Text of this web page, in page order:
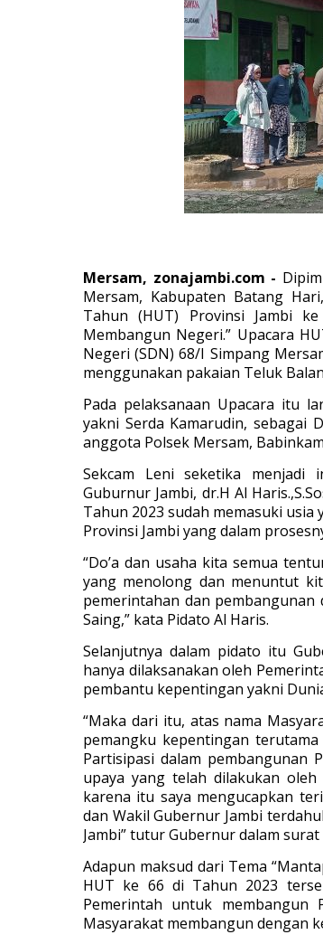
Mersam, zonajambi.com -
Mersam, Kabupaten Batang
Tahun (HUT) Provinsi Jambi
Membangun Negeri.” Upacara
Negeri (SDN) 68/I Simpang
menggunakan pakaian Teluk
Pada pelaksanaan Upacara itu
yakni Serda Kamarudin, sebagai
anggota Polsek Mersam,
Sekcam Leni seketika menjadi
Guburnur Jambi, dr.H Al
Tahun 2023 sudah memasuki
Provinsi Jambi yang dalam
“Do’a dan usaha kita semua
yang menolong dan menuntut
pemerintahan dan pembangunan
Saing,” kata Pidato Al Haris.
Selanjutnya dalam pidato itu
hanya dilaksanakan oleh
pembantu kepentingan yakni
“Maka dari itu, atas nama
pemangku kepentingan
Partisipasi dalam pembangunan
upaya yang telah dilakukan
karena itu saya mengucapkan
dan Wakil Gubernur Jambi
Jambi” tutur Gubernur dalam
Adapun maksud dari Tema
HUT ke 66 di Tahun 2023
Pemerintah untuk membangun
Masyarakat membangun dengan